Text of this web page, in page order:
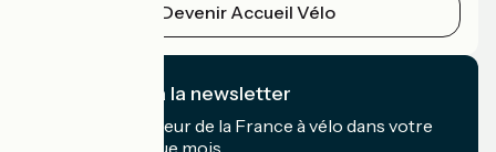
Devenir Accueil Vélo
Je m'abonne à la newsletter
Recevez le meilleur de la France à vélo dans votre